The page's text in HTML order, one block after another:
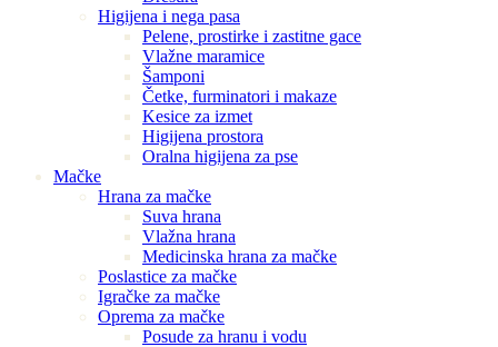
Higijena i nega pasa
Pelene, prostirke i zastitne gace
Vlažne maramice
Šamponi
Četke, furminatori i makaze
Kesice za izmet
Higijena prostora
Oralna higijena za pse
Mačke
Hrana za mačke
Suva hrana
Vlažna hrana
Medicinska hrana za mačke
Poslastice za mačke
Igračke za mačke
Oprema za mačke
Posude za hranu i vodu